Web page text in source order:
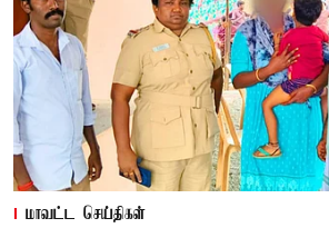
மாவட்ட செய்திகள்